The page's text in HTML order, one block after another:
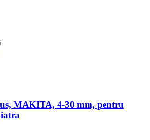
pot
MAKITA, 4-30 mm, pentru